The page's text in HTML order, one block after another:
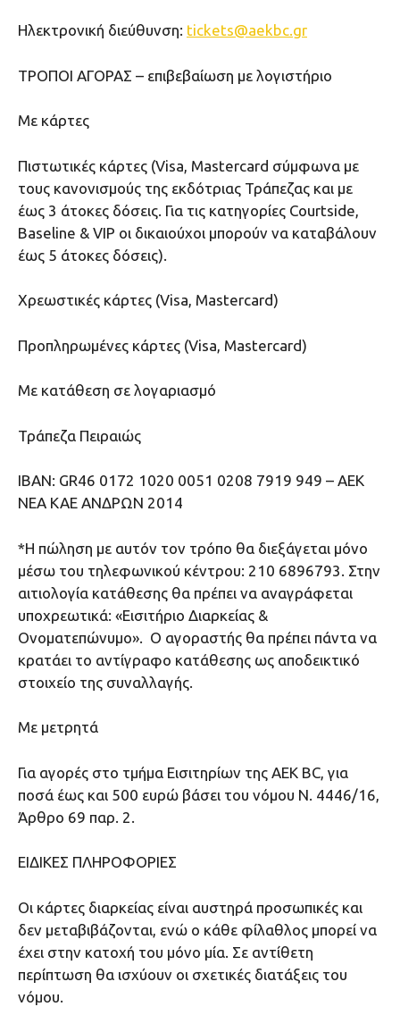
Ηλεκτρονική διεύθυνση: tickets@aekbc.gr
ΤΡΟΠΟΙ ΑΓΟΡΑΣ – επιβεβαίωση με λογιστήριο
Με κάρτες
Πιστωτικές κάρτες (Visa, Mastercard σύμφωνα με
τους κανονισμούς της εκδότριας Τράπεζας και με
έως 3 άτοκες δόσεις. Για τις κατηγορίες Courtside,
Baseline & VIP οι δικαιούχοι μπορούν να καταβάλουν
έως 5 άτοκες δόσεις).
Χρεωστικές κάρτες (Visa, Mastercard)
Προπληρωμένες κάρτες (Visa, Mastercard)
Με κατάθεση σε λογαριασμό
Τράπεζα Πειραιώς
IBAN: GR46 0172 1020 0051 0208 7919 949 – ΑΕΚ
NEA ΚΑΕ ΑΝΔΡΩΝ 2014
*Η πώληση με αυτόν τον τρόπο θα διεξάγεται μόνο
μέσω του τηλεφωνικού κέντρου: 210 6896793. Στην
αιτιολογία κατάθεσης θα πρέπει να αναγράφεται
υποχρεωτικά: «Εισιτήριο Διαρκείας &
Ονοματεπώνυμο». Ο αγοραστής θα πρέπει πάντα να
κρατάει το αντίγραφο κατάθεσης ως αποδεικτικό
στοιχείο της συναλλαγής.
Με μετρητά
Για αγορές στο τμήμα Εισιτηρίων της AEK BC, για
ποσά έως και 500 ευρώ βάσει του νόμου Ν. 4446/16,
Άρθρο 69 παρ. 2.
ΕΙΔΙΚΕΣ ΠΛΗΡΟΦΟΡΙΕΣ
Οι κάρτες διαρκείας είναι αυστηρά προσωπικές και
δεν μεταβιβάζονται, ενώ ο κάθε φίλαθλος μπορεί να
έχει στην κατοχή του μόνο μία. Σε αντίθετη
περίπτωση θα ισχύουν οι σχετικές διατάξεις του
νόμου.